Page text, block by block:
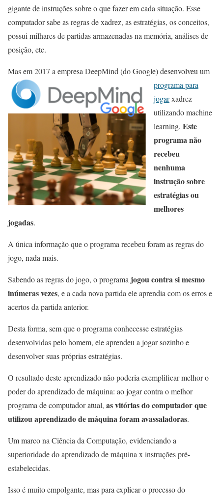
gigante de instruções sobre o que fazer em cada situação. Esse
computador sabe as regras de xadrez, as estratégias, os conceitos,
possui milhares de partidas armazenadas na memória, análises de
posição, etc.
Mas em 2017 a empresa DeepMind (do Google) desenvolveu um
programa para
jogarxadrez
utilizando machine
learning. Este
programa não
recebeu
nenhuma
instrução sobre
estratégias ou
melhores
jogadas.
A única informação que o programa recebeu foram as regras do
jogo, nada mais.
Sabendo as regras do jogo, o programa jogou contra si mesmo
inúmeras vezes, e a cada nova partida ele aprendia com os erros e
acertos da partida anterior.
Desta forma, sem que o programa conhecesse estratégias
desenvolvidas pelo homem, ele aprendeu a jogar sozinho e
desenvolver suas próprias estratégias.
O resultado deste aprendizado não poderia exemplificar melhor o
poder do aprendizado de máquina: ao jogar contra o melhor
programa de computador atual, as vitórias do computador que
utilizou aprendizado de máquina foram avassaladoras.
Um marco na Ciência da Computação, evidenciando a
superioridade do aprendizado de máquina x instruções pré-
estabelecidas.
Isso é muito empolgante, mas para explicar o processo do